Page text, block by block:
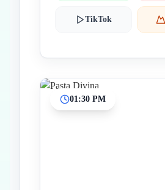
TikTok
01:30 PM